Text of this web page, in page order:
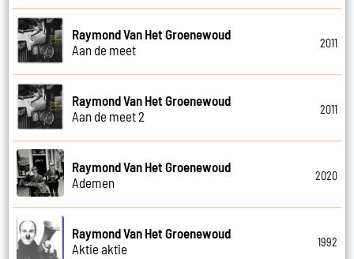
Raymond Van Het Groenewoud
Aan de meet
2011
Raymond Van Het Groenewoud
Aan de meet 2
2011
Raymond Van Het Groenewoud
Ademen
2020
Raymond Van Het Groenewoud
Aktie aktie
1992